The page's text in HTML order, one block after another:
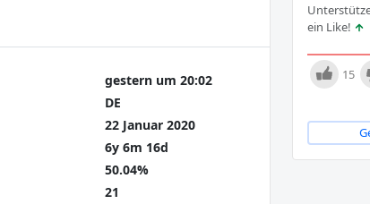
ein Like!
15
gestern um 20:02
DE
22 Januar 2020
6y 6m 16d
50.04%
21